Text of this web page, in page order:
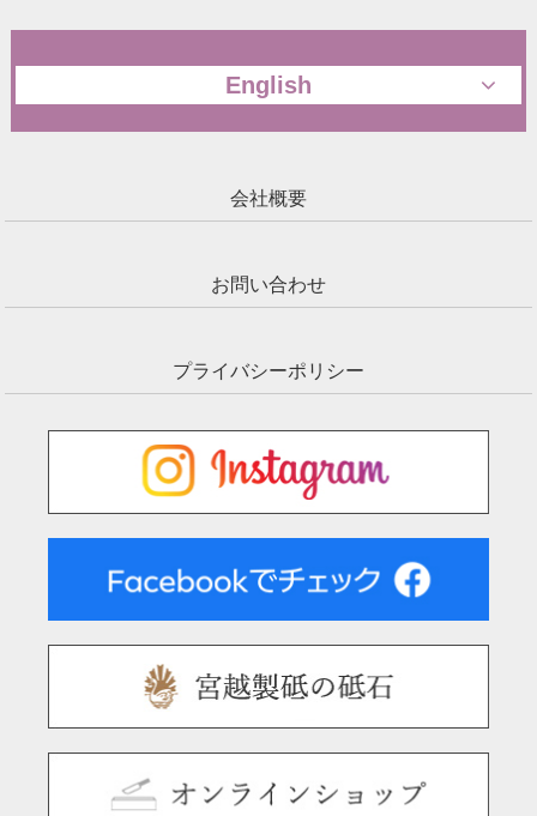
English
会社概要
お問い合わせ
プライバシーポリシー